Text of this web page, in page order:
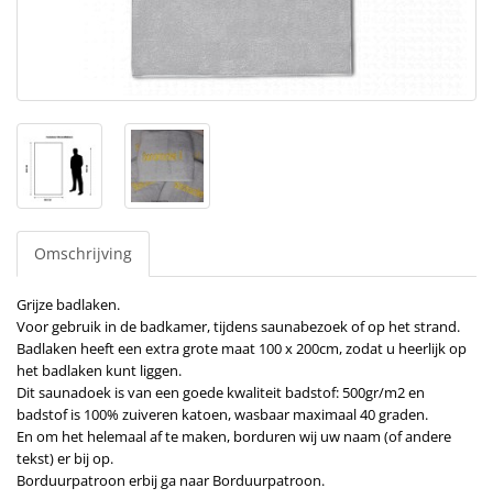
Omschrijving
Grijze badlaken.
Voor gebruik in de badkamer, tijdens saunabezoek of op het strand.
Badlaken heeft een extra grote maat 100 x 200cm, zodat u heerlijk op
het badlaken kunt liggen.
Dit saunadoek is van een goede kwaliteit badstof: 500gr/m2 en
badstof is 100% zuiveren katoen, wasbaar maximaal 40 graden.
En om het helemaal af te maken, borduren wij uw naam (of andere
tekst) er bij op.
Borduurpatroon erbij ga naar Borduurpatroon.